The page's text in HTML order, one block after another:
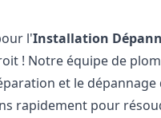
l'Installation
! Notre équipe de
et le
rapidement pour